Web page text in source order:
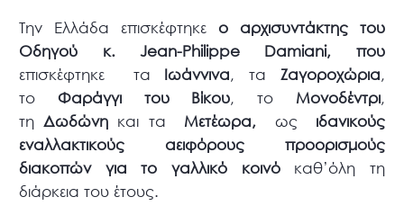
Την Ελλάδα επισκέφτηκε ο αρχισυντάκτης του
Οδηγού κ. Jean-Philippe Damiani, που
επισκέφτηκε τα Ιωάννινα, τα Ζαγοροχώρια,
το Φαράγγι του Βίκου, το Μονοδέντρι,
τη Δωδώνη και τα Μετέωρα, ως ιδανικούς
εναλλακτικούς αειφόρους προορισμούς
διακοπών για το γαλλικό κοινό
καθ’όλη τη
διάρκεια του έτους.